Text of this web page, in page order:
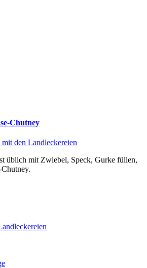
Chutney
den Landleckereien
üblich mit Zwiebel, Speck, Gurke füllen,